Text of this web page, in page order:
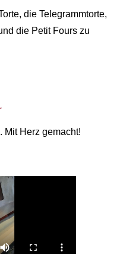
die Telegrammtorte,
die Petit Fours zu
. Mit Herz gemacht!